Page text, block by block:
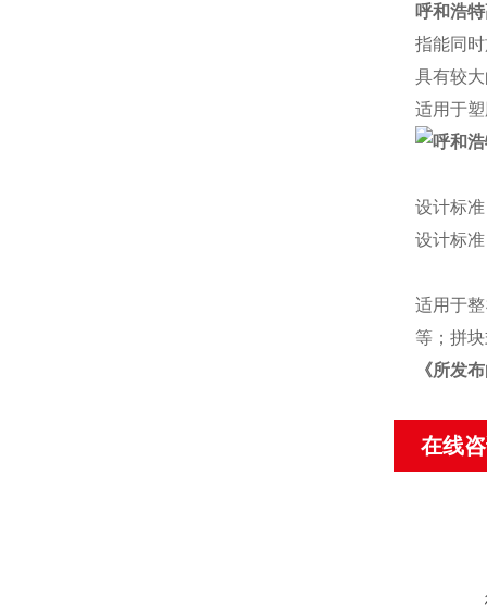
呼和浩
指能同
具有较
适用于
设计标准
设计标
适用于
等；拼
《所发
在线